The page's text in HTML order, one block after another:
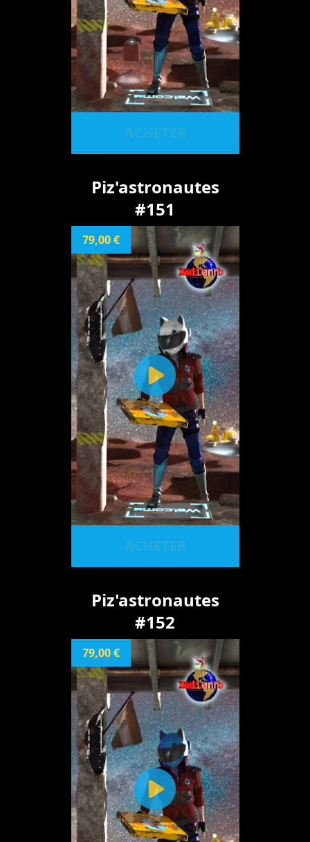
ACHETER
Piz'astronautes
#151
79,00 €
ACHETER
Piz'astronautes
#152
79,00 €